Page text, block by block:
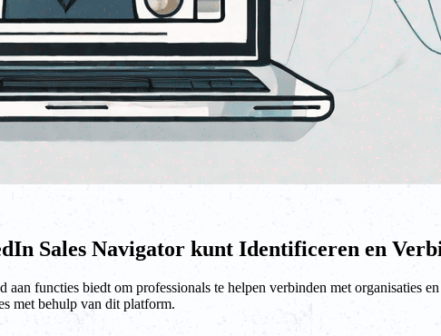
Sales Navigator kunt Identificeren en
functies biedt om professionals te helpen verbinden met organisaties
met behulp van dit platform.